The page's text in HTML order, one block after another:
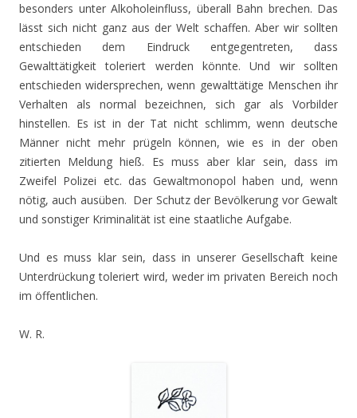
besonders unter Alkoholeinfluss, überall Bahn brechen. Das
lässt sich nicht ganz aus der Welt schaffen. Aber wir sollten
entschieden dem Eindruck entgegentreten, dass
Gewalttätigkeit toleriert werden könnte. Und wir sollten
entschieden widersprechen, wenn gewalttätige Menschen ihr
Verhalten als normal bezeichnen, sich gar als Vorbilder
hinstellen. Es ist in der Tat nicht schlimm, wenn deutsche
Männer nicht mehr prügeln können, wie es in der oben
zitierten Meldung hieß. Es muss aber klar sein, dass im
Zweifel Polizei etc. das Gewaltmonopol haben und, wenn
nötig, auch ausüben. Der Schutz der Bevölkerung vor Gewalt
und sonstiger Kriminalität ist eine staatliche Aufgabe.
Und es muss klar sein, dass in unserer Gesellschaft keine
Unterdrückung toleriert wird, weder im privaten Bereich noch
im öffentlichen.
W. R.